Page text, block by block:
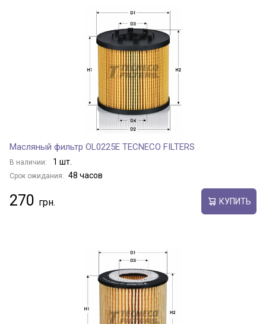
Масляный фильтр OL0225E TECNECO FILTERS
В наличии: 1 шт.
Срок ожидания: 48 часов
270 КУПИТЬ